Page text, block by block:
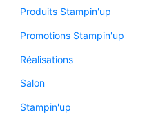
Produits Stampin'up
Promotions Stampin'up
Réalisations
Salon
Stampin'up